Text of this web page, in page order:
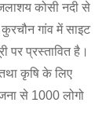
कोसी नदी से
गांव में साइट
पर प्रस्तावित है।
कृषि के लिए
से 1000 लोगो